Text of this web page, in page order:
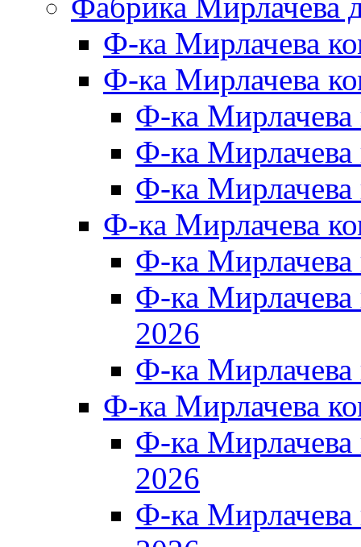
Фабрика Мирлачева
Ф-ка Мирлачева
Ф-ка Мирлачева
Ф-ка
Ф-ка Мирлачева
Ф-ка Мирлачева
Ф-ка Мирлачева
Ф-ка
Ф-ка
2026
Ф-ка
Ф-ка Мирлачева
Ф-ка
2026
Ф-ка